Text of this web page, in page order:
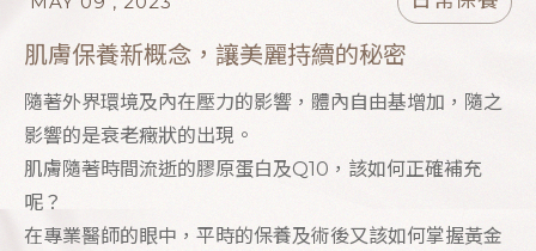
肌膚保養新概念，讓美麗持續的秘密
隨著外界環境及內在壓力的影響，體內自由基增加，隨之
影響的是衰老癥狀的出現。
肌膚隨著時間流逝的膠原蛋白及Q10，該如何正確補充
呢？
在專業醫師的眼中，平時的保養及術後又該如何掌握黃金